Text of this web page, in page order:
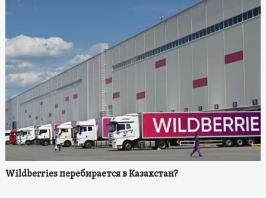
Wildberries перебирается в Казахстан?